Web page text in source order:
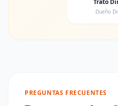
Trato
Dueño
PREGUNTAS FRECUENTES